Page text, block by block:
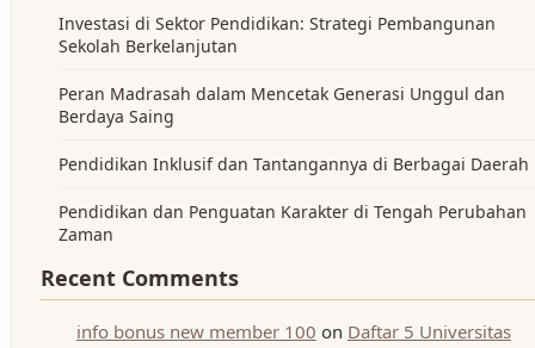
Investasi di Sektor Pendidikan: Strategi Pembangunan
Sekolah Berkelanjutan
Peran Madrasah dalam Mencetak Generasi Unggul dan
Berdaya Saing
Pendidikan Inklusif dan Tantangannya di Berbagai Daerah
Pendidikan dan Penguatan Karakter di Tengah Perubahan
Zaman
Recent Comments
info bonus new member 100 on Daftar 5 Universitas